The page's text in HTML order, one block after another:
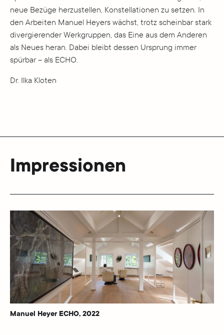
neue Bezüge herzustellen, Konstellationen zu setzen. In
den Arbeiten Manuel Heyers wächst, trotz scheinbar stark
divergierender Werkgruppen, das Eine aus dem Anderen
als Neues heran. Dabei bleibt dessen Ursprung immer
spürbar – als ECHO.
Dr. Ilka Kloten
Impressionen
Manuel Heyer ECHO, 2022